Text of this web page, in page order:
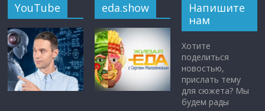
YouTube eda.show
Напишите
нам
Хотите
поделиться
новостью,
прислать тему
для сюжета? Мы
будем рады